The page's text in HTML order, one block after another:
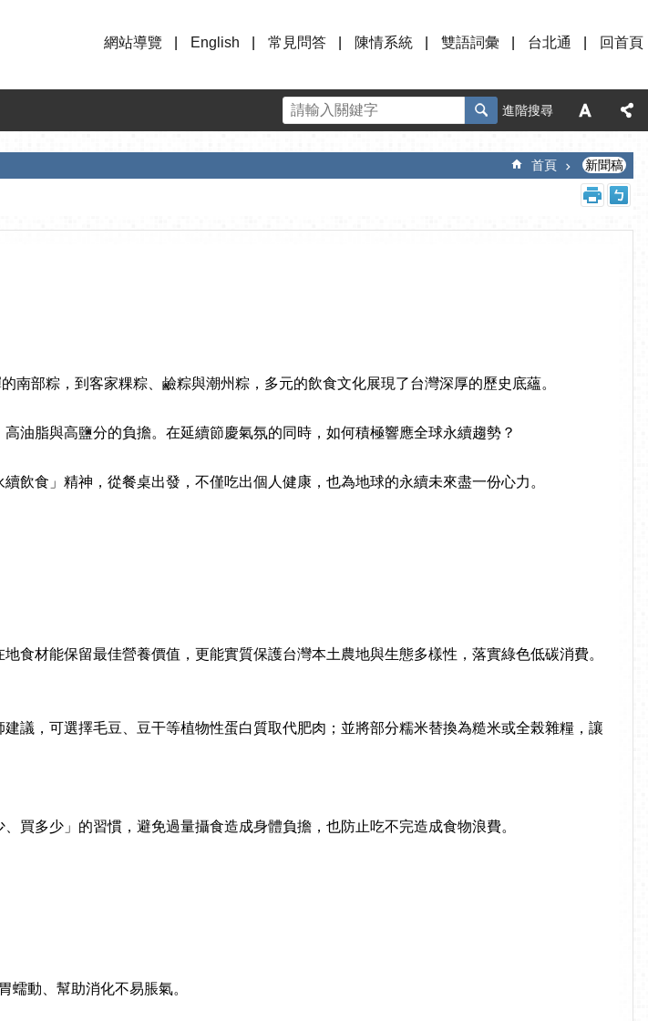
網站導覽
English 常見問答 陳情系統 雙語詞彙 台北通 回首頁
進階搜尋
首頁 新聞稿
部粽，到客家粿粽、鹼粽與潮州粽，多元的飲食文化展現了台灣深厚的歷史底蘊。
油脂與高鹽分的負擔。在延續節慶氣氛的同時，如何積極響應全球永續趨勢？
飲食」精神，從餐桌出發，不僅吃出個人健康，也為地球的永續未來盡一份心力。
食材能保留最佳營養價值，更能實質保護台灣本土農地與生態多樣性，落實綠色低碳消費。
議，可選擇毛豆、豆干等植物性蛋白質取代肥肉；並將部分糯米替換為糙米或全榖雜糧，讓
買多少」的習慣，避免過量攝食造成身體負擔，也防止吃不完造成食物浪費。
蠕動、幫助消化不易脹氣。